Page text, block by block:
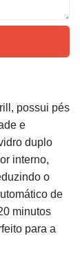
possui pés
e
duplo
interno,
o
de
minutos
para a